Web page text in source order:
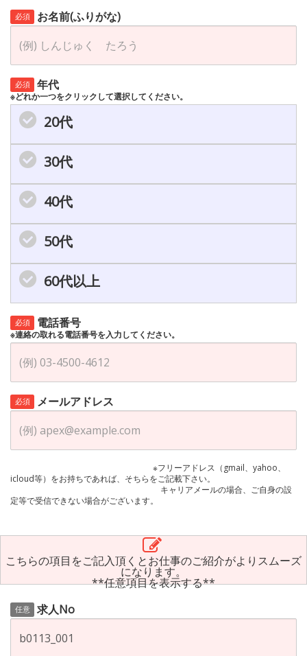
必須 お名前(ふりがな)
必須 年代
※どれか一つをクリックして選択してください。
20代
30代
40代
50代
60代以上
必須 電話番号
※連絡の取れる電話番号を入力してください。
必須 メールアドレス
※フリーアドレス（gmail、yahoo、
icloud等）をお持ちであれば、そちらをご記載下さい。
キャリアメールの場合、ご自身の設
定等で受信できない場合がございます。
こちらの項目をご記入頂くとお仕事のご紹介がよりスムーズ
になります。
**任意項目を表示する**
任意 求人No